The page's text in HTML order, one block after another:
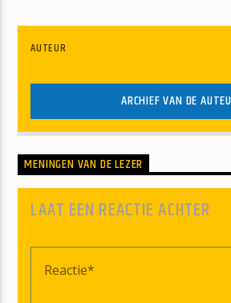
AUTEUR
ARCHIEF VAN DE
MENINGEN VAN DE LEZER
LAAT EEN REACTIE ACHTER